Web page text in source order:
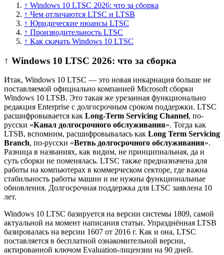
↑ Windows 10 LTSC 2026: что за сборка
↑ Чем отличаются LTSC и LTSB
↑ Юридические нюансы LTSC
↑ Производительность LTSC
↑ Как скачать Windows 10 LTSC
↑ Windows 10 LTSC 2026: что за сборка
Итак, Windows 10 LTSC — это новая инкарнация больше не
поставляемой официально компанией Microsoft сборки
Windows 10 LTSB. Это такая же урезанная функционально
редакция Enterprise с долгосрочным сроком поддержки. LTSC
расшифровывается как Long-Term Servicing Channel, по-
русски «Канал долгосрочного обслуживания». Тогда как
LTSB, вспомним, расшифровывалась как Long Term Servicing
Branch, по-русски «Ветвь долгосрочного обслуживания».
Разница в названиях, как видим, не принципиальная, да и
суть сборки не поменялась. LTSC также предназначена для
работы на компьютерах в коммерческом секторе, где важна
стабильность работы машин и не нужны функциональные
обновления. Долгосрочная поддержка для LTSC заявлена 10
лет.
Windows 10 LTSC базируется на версии системы 1809, самой
актуальной на момент написания статьи. Упразднённая LTSB
базировалась на версии 1607 от 2016 г. Как и она, LTSC
поставляется в бесплатной ознакомительной версии,
актированной ключом Evaluation-лицензии на 90 дней.